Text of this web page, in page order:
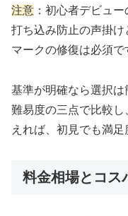
注意 ：初心者デビュ
打ち込み防止の声掛
マークの修復は必須で
基準が明確なら選択は
難易度の三点で比較
えれば、初見でも満足
料金相場とコス